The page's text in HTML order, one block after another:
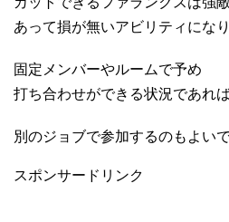
あって損が無いアビリティになり
固定メンバーやルームで予め
打ち合わせができる状況であれ
別のジョブで参加するのもよいで
スポンサードリンク